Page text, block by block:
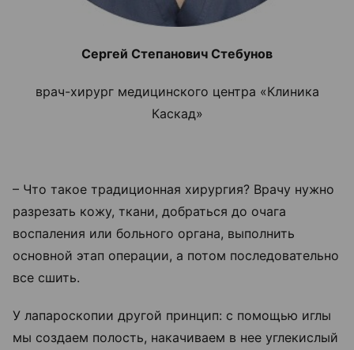
Сергей Степанович Стебунов
врач-хирург медицинского центра «Клиника
Каскад»
– Что такое традиционная хирургия? Врачу нужно
разрезать кожу, ткани, добраться до очага
воспаления или больного органа, выполнить
основной этап операции, а потом последовательно
все сшить.
У лапароскопии другой принцип: с помощью иглы
мы создаем полость, накачиваем в нее углекислый